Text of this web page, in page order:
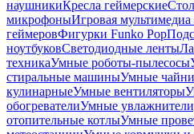
наушникиКресла геймерские
микрофоныИгровая мультимедиа
геймеровФигурки Funko Pop
ноутбуковСветодиодные ленты
техникаУмные роботы-пылесосы
стиральные машиныУмные
кулинарныеУмные вентиляторы
обогревателиУмные
отопительные котлыУмные